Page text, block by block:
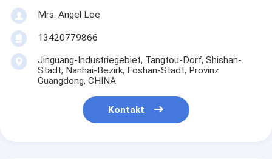
Mrs. Angel Lee
13420779866
Jinguang-Industriegebiet, Tangtou-Dorf, Shishan-
Stadt, Nanhai-Bezirk, Foshan-Stadt, Provinz
Guangdong, CHINA
Kontakt